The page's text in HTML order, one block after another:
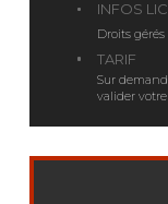
INFOS
Droits gérés
TARIF
Sur
valider